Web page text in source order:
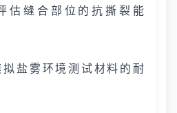
估缝合部位的抗撕裂能
盐雾环境测试材料的耐